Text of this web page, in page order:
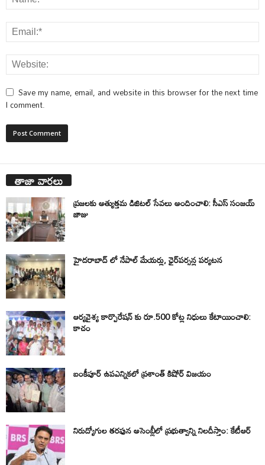
Save my name, email, and website in this browser for the next time
I comment.
తాజా వార్తలు
ప్రజలకు అత్యుత్తమ డిజిటల్ సేవలు అందించాలి: సీఎస్ సంజయ్
జాజు
హైదరాబాద్ లో నేపాల్ మేయర్లు, ఛైర్‌పర్సన్ల పర్యటన
ఆర్యవైశ్య కార్పొరేషన్ కు రూ.500 కోట్ల నిధులు కేటాయించాలి:
కాచం
బంకీపూర్ ఉపఎన్నికలో ప్రశాంత్ కిషోర్ విజయం
నిరుద్యోగుల తరఫున అసెంబ్లీలో ప్రభుత్వాన్ని నిలదీస్తాం: కేటీఆర్